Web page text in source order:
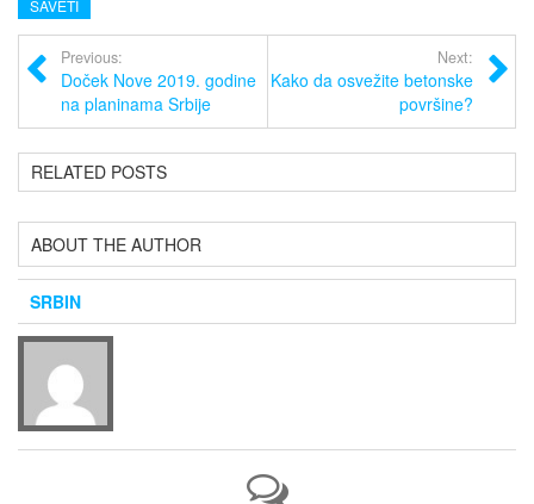
SAVETI
Previous:
Doček Nove 2019. godine
na planinama Srbije
Next:
Kako da osvežite betonske
površine?
RELATED POSTS
ABOUT THE AUTHOR
SRBIN